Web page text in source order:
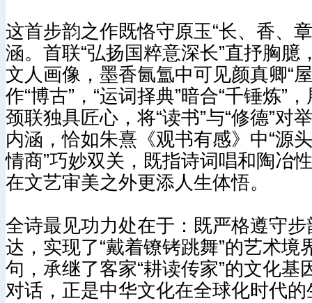
这首步韵之作既恪守原玉“长、香、
涵。首联“弘扬国粹意深长”直抒胸臆
文人画像，墨香氤氲中可见颜真卿“
作“博古”，“运词择典”暗合“千锤炼”
颈联独具匠心，将“读书”与“修德”对
内涵，恰如朱熹《观书有感》中“源
情商”巧妙双关，既指诗词唱和陶冶
在文艺审美之外更添人生体悟。
全诗最见功力处在于：既严格遵守
达，实现了“戴着镣铐跳舞”的艺术境
句，承继了客家“耕读传家”的文化
对话，正是中华文化在全球化时代